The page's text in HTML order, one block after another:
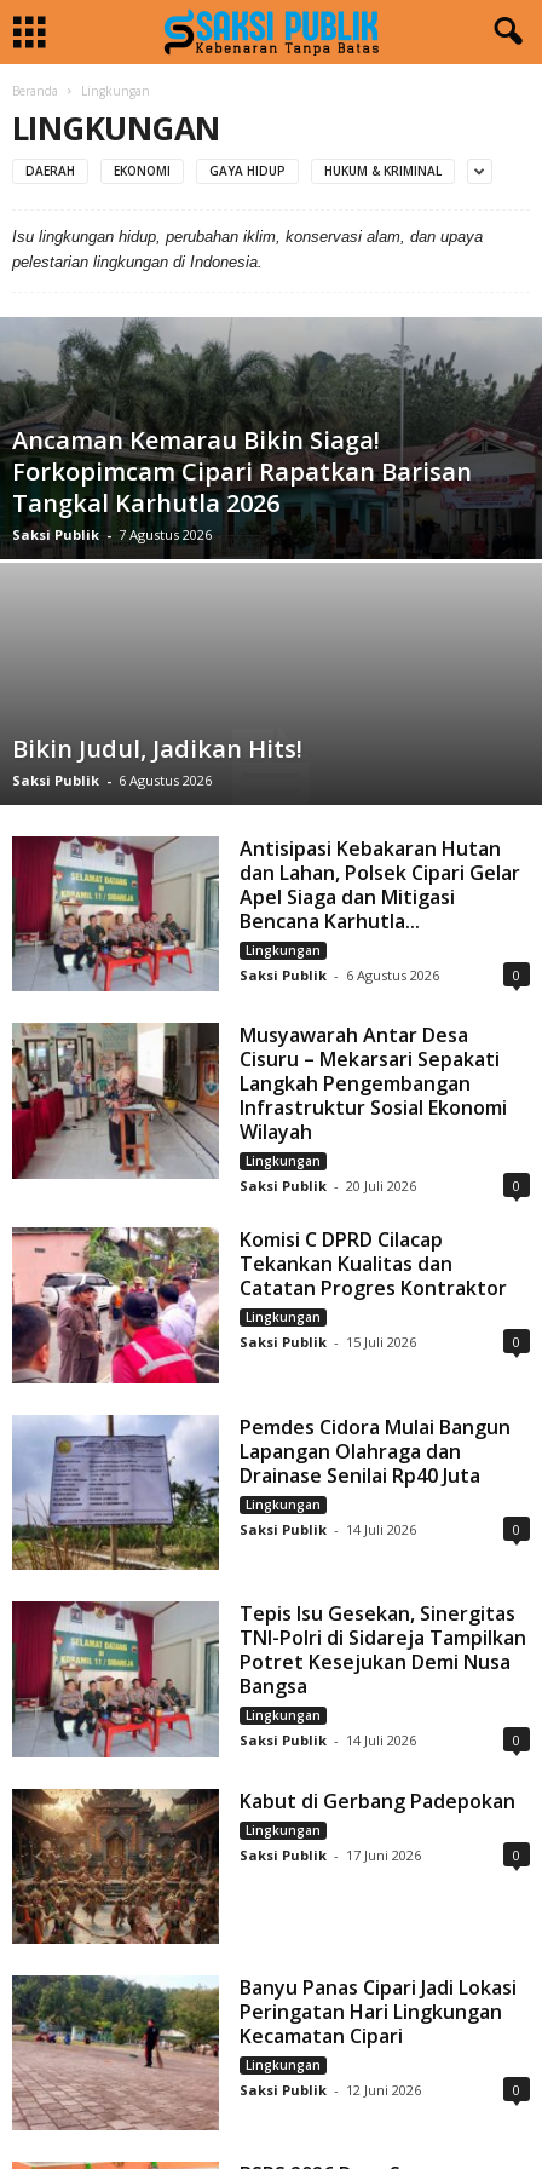
Beranda Lingkungan
LINGKUNGAN
DAERAH EKONOMI GAYA HIDUP HUKUM & KRIMINAL
Isu lingkungan hidup, perubahan iklim, konservasi alam, dan upaya
pelestarian lingkungan di Indonesia.
Ancaman Kemarau Bikin Siaga!
Forkopimcam Cipari Rapatkan Barisan
Tangkal Karhutla 2026
Saksi Publik - 7 Agustus 2026
Bikin Judul, Jadikan Hits!
Saksi Publik - 6 Agustus 2026
Antisipasi Kebakaran Hutan
dan Lahan, Polsek Cipari Gelar
Apel Siaga dan Mitigasi
Bencana Karhutla...
Lingkungan
Saksi Publik - 6 Agustus 2026 0
Musyawarah Antar Desa
Cisuru – Mekarsari Sepakati
Langkah Pengembangan
Infrastruktur Sosial Ekonomi
Wilayah
Lingkungan
Saksi Publik - 20 Juli 2026 0
Komisi C DPRD Cilacap
Tekankan Kualitas dan
Catatan Progres Kontraktor
Lingkungan
Saksi Publik - 15 Juli 2026 0
Pemdes Cidora Mulai Bangun
Lapangan Olahraga dan
Drainase Senilai Rp40 Juta
Lingkungan
Saksi Publik - 14 Juli 2026 0
Tepis Isu Gesekan, Sinergitas
TNI-Polri di Sidareja Tampilkan
Potret Kesejukan Demi Nusa
Bangsa
Lingkungan
Saksi Publik - 14 Juli 2026 0
Kabut di Gerbang Padepokan
Lingkungan
Saksi Publik - 17 Juni 2026 0
Banyu Panas Cipari Jadi Lokasi
Peringatan Hari Lingkungan
Kecamatan Cipari
Lingkungan
Saksi Publik - 12 Juni 2026 0